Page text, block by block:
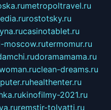
metropoltravel.ru
rostotsky.ru
casinotablet.ru
moscow.rutermomur.ru
doramamama.ru
clean-dreams.ru
healthenter.ru
kinofilmy-2021.ru
remstir-tolyatti.ru